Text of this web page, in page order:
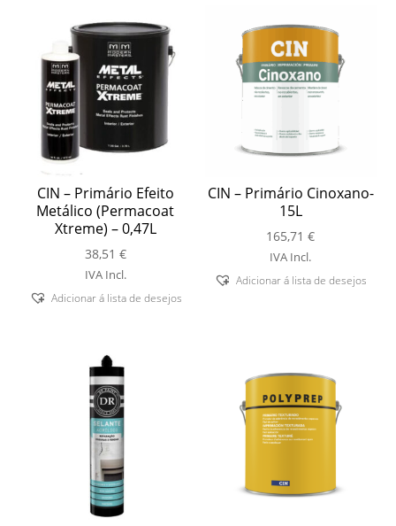
CIN – Primário Efeito
Metálico (Permacoat
Xtreme) – 0,47L
38,51 €
IVA Incl.
Adicionar á lista de desejos
CIN – Primário Cinoxano-
15L
165,71€
IVA Incl.
Adicionar á lista de desejos